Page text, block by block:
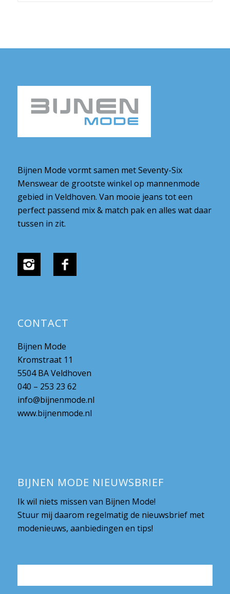
Bijnen Mode vormt samen met Seventy-Six
Menswear de grootste winkel op mannenmode
gebied in Veldhoven. Van mooie jeans tot een
perfect passend mix & match pak en alles wat daar
tussen in zit.
CONTACT
Bijnen Mode
Kromstraat 11
5504 BA Veldhoven
040 – 253 23 62
info@bijnenmode.nl
www.bijnenmode.nl
BIJNEN MODE NIEUWSBRIEF
Ik wil niets missen van Bijnen Mode!
Stuur mij daarom regelmatig de nieuwsbrief met
modenieuws, aanbiedingen en tips!